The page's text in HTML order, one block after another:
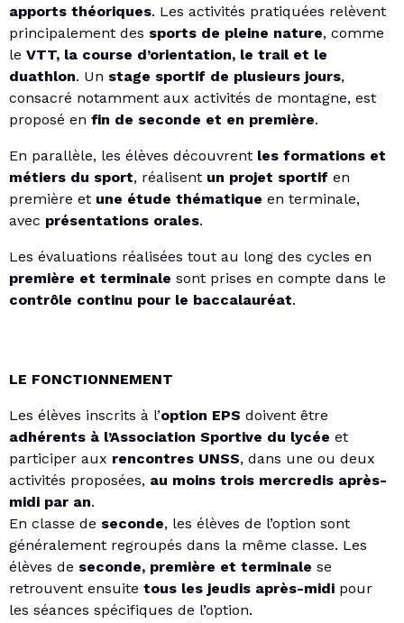
apports théoriques. Les activités pratiquées relèvent
principalement des sports de pleine nature, comme
le VTT, la course d’orientation, le trail et le
duathlon. Un stage sportif de plusieurs jours,
consacré notamment aux activités de montagne, est
proposé en fin de seconde et en première.
En parallèle, les élèves découvrent les formations et
métiers du sport, réalisent un projet sportif en
première et une étude thématique en terminale,
avec présentations orales.
Les évaluations réalisées tout au long des cycles en
première et terminale sont prises en compte dans le
contrôle continu pour le baccalauréat.
LE FONCTIONNEMENT
Les élèves inscrits à l’option EPS doivent être
adhérents à l’Association Sportive du lycée et
participer aux rencontres UNSS, dans une ou deux
activités proposées, au moins trois mercredis après-
midi par an.
En classe de seconde, les élèves de l’option sont
généralement regroupés dans la même classe. Les
élèves de seconde, première et terminale se
retrouvent ensuite tous les jeudis après-midi pour
les séances spécifiques de l’option.